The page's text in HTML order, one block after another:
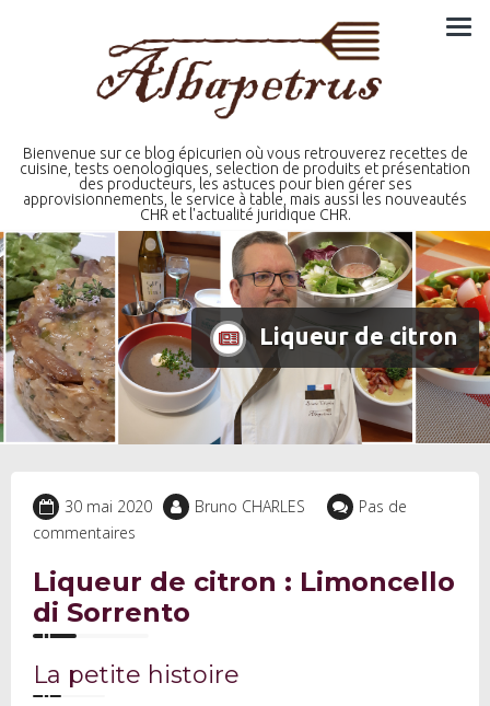
Bienvenue sur ce blog épicurien où vous retrouverez recettes de
cuisine, tests oenologiques, selection de produits et présentation
des producteurs, les astuces pour bien gérer ses
approvisionnements, le service à table, mais aussi les nouveautés
CHR et l'actualité juridique CHR.
Liqueur de citron
30 mai 2020 Bruno CHARLES
Pas de
commentaires
Liqueur de citron : Limoncello
di Sorrento
La petite histoire